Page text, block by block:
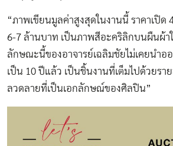
“ภาพเขียนมูลค่าสูงสุดในงานนี้ ราคาเปิด
6-7 ล้านบาท เป็นภาพสีอะคริลิกบนผืนผ้า
ลักษณะนี้ของอาจารย์เฉลิมชัยไม่เคยนำอ
เป็น 10 ปีแล้ว เป็นชิ้นงานที่เต็มไปด้วยรา
ลวดลายที่เป็นเอกลักษณ์ของศิลปิน”